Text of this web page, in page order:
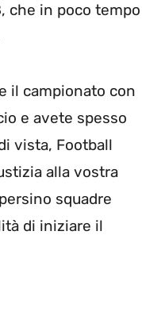
che in poco tempo
il campionato con
e avete spesso
vista, Football
alla vostra
squadre
di iniziare il